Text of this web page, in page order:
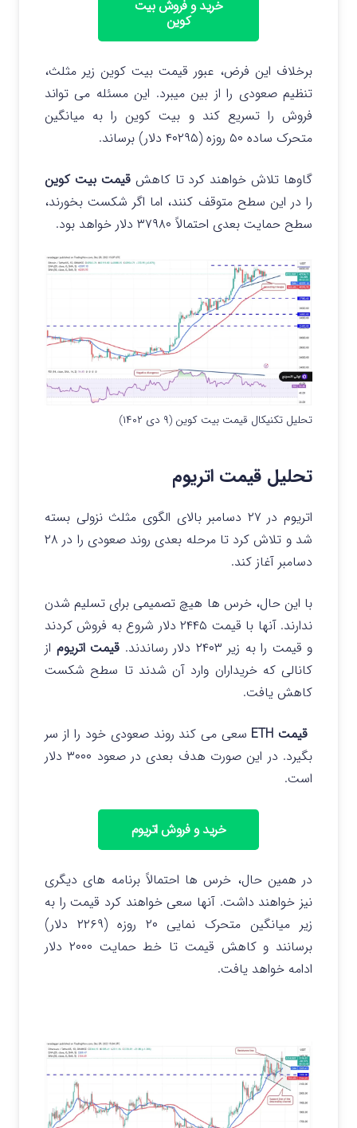
خرید و فروش بیت
کوین
برخلاف این فرض، عبور قیمت بیت کوین زیر مثلث،
تنظیم صعودی را از بین میبرد. این مسئله می تواند
فروش را تسریع کند و بیت کوین را به میانگین
متحرک ساده ۵۰ روزه (۴۰۲۹۵ دلار) برساند.
گاوها تلاش خواهند کرد تا کاهشقیمت بیت کوین
را در این سطح متوقف کنند، اما اگر شکست بخورند،
سطح حمایت بعدی احتمالاً ۳۷۹۸۰ دلار خواهد بود.
تحلیل تکنیکال قیمت بیت کوین (۹ دی ۱۴۰۲)
تحلیل قیمت اتریوم
اتریوم در ۲۷ دسامبر بالای الگوی مثلث نزولی بسته
شد و تلاش کرد تا مرحله بعدی روند صعودی را در ۲۸
دسامبر آغاز کند.
با این حال، خرس ها هیچ تصمیمی برای تسلیم شدن
ندارند. آنها با قیمت ۲۴۴۵ دلار شروع به فروش کردند
و قیمت را به زیر ۲۴۰۳ دلار رساندند.
قیمت اتریوم از
کانالی که خریداران وارد آن شدند تا سطح شکست
کاهش یافت.
قیمت ETH
سعی می کند روند صعودی خود را از سر
بگیرد. در این صورت هدف بعدی در صعود ۳۰۰۰ دلار
است.
خرید و فروش اتریوم
در همین حال، خرس ها احتمالاً برنامه های دیگری
نیز خواهند داشت. آنها سعی خواهند کرد قیمت را به
زیر میانگین متحرک نمایی ۲۰ روزه (۲۲۶۹ دلار)
برسانند و کاهش قیمت تا خط حمایت ۲۰۰۰ دلار
ادامه خواهد یافت.